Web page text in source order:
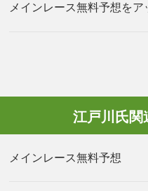
メインレース無料予想をア
江戸川氏関
メインレース無料予想